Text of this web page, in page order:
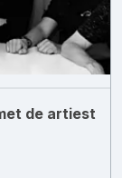
de artiest